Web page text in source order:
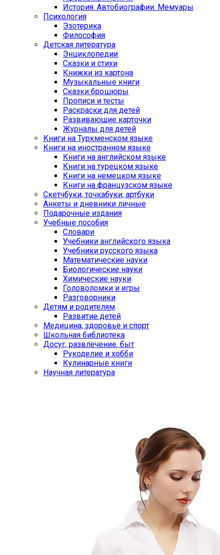
История. Автобиографии. Мемуары
Психология
Эзотерика
Философия
Детская литература
Энциклопедии
Сказки и стихи
Книжки из картона
Музыкальные книги
Сказки брошюры
Прописи и тесты
Раскраски для детей
Развивающие карточки
Журналы для детей
Книги на Туркменском языке
Книги на иностранном языке
Книги на английском языке
Книги на турецком языке
Книги на немецком языке
Книги на французском языке
Cкетчбуки, точкабуки, артбуки
Анкеты и дневники личные
Подарочные издания
Учебные пособия
Словари
Учебники английского языка
Учебники русского языка
Математические науки
Биологические науки
Химические науки
Головоломки и игры
Разговорники
Детям и родителям
Развитие детей
Медицина, здоровье и спорт
Школьная библиотека
Досуг, развлечение, быт
Рукоделие и хобби
Кулинарные книги
Научная литература